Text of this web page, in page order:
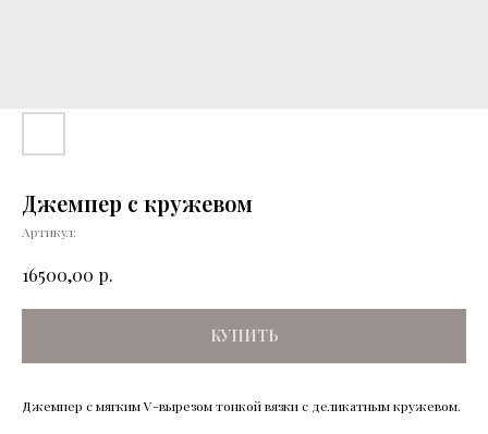
Джемпер c кружевом
Артикул:
16500,00 р.
КУПИТЬ
Джемпер с мягким V-вырезом тонкой вязки с деликатным кружевом.